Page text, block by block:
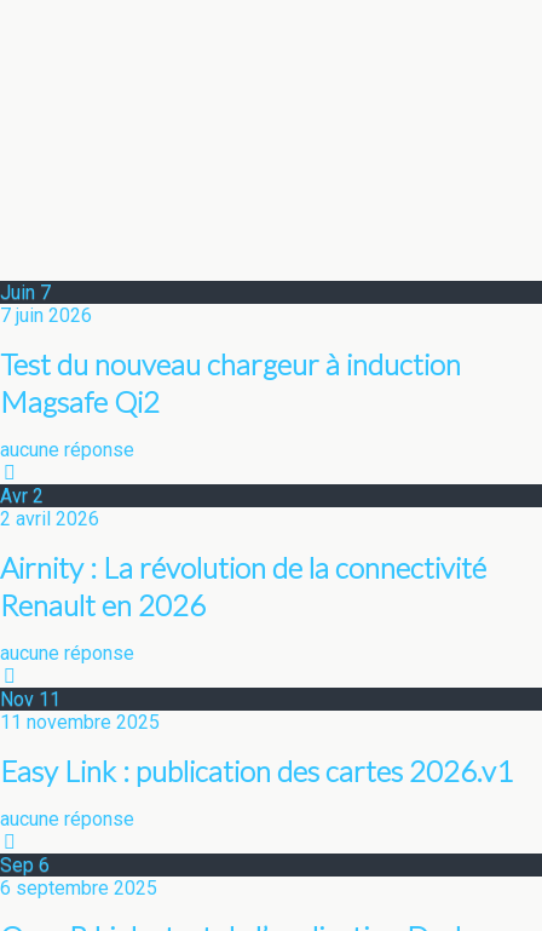
Juin 7
7 juin 2026
Test du nouveau chargeur à induction
Magsafe Qi2
aucune réponse
Avr 2
2 avril 2026
Airnity : La révolution de la connectivité
Renault en 2026
aucune réponse
Nov 11
11 novembre 2025
Easy Link : publication des cartes 2026.v1
aucune réponse
Sep 6
6 septembre 2025